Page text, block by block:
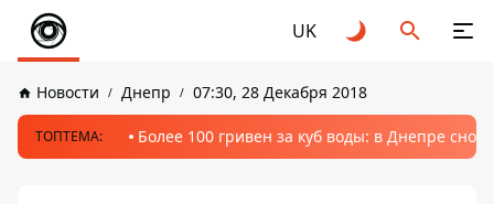
UK
Новости Днепр 07:30, 28 Декабря 2018
ТОПТЕМА: Более 100 гривен за куб воды: в Днепре